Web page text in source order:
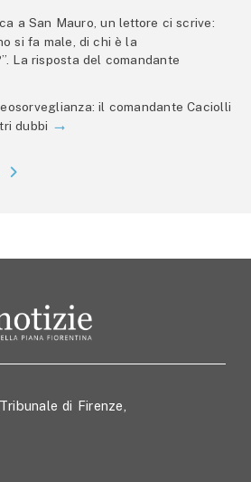
a San Mauro, un lettore ci scrive:
si fa male, di chi è la
La risposta del comandante
il comandante Caciolli
dubbi
di Firenze,